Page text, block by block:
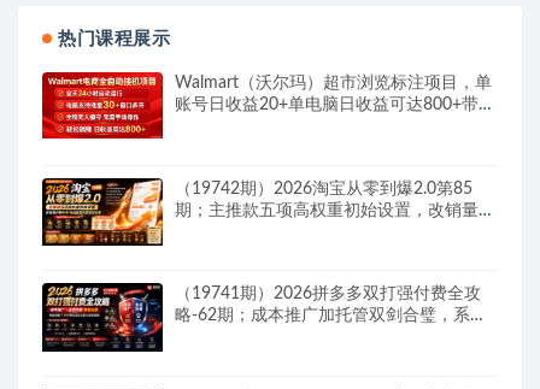
热门课程展示
Walmart（沃尔玛）超市浏览标注项目，单
账号日收益20+单电脑日收益可达800+带分
（19742期）2026淘宝从零到爆2.0第85
期；主推款五项高权重初始设置，改销量评
（19741期）2026拼多多双打强付费全攻
略-62期；成本推广加托管双剑合璧，系统